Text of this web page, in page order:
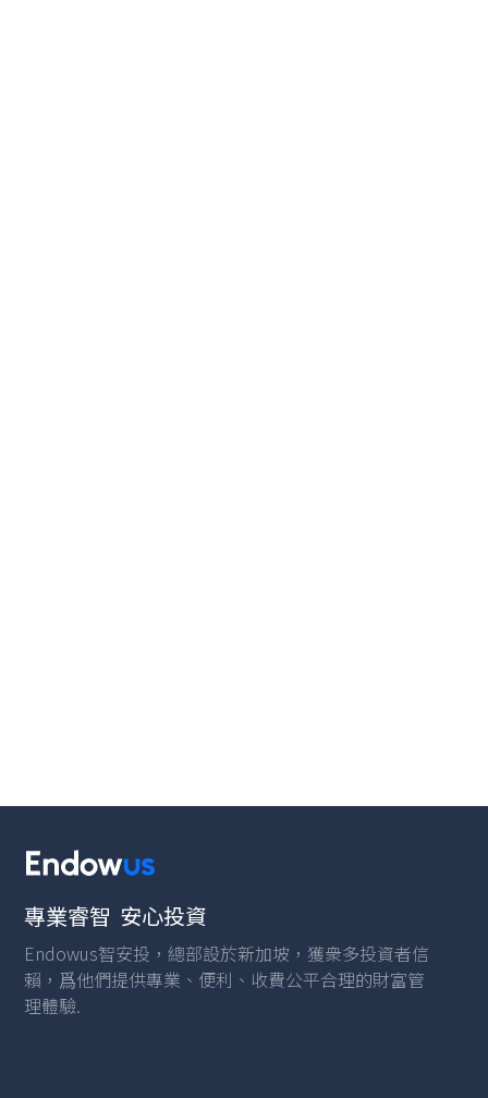
專業睿智 安心投資
Endowus智安投，總部設於新加坡，獲衆多投資者信
賴，爲他們提供專業、便利、收費公平合理的財富管
理體驗.